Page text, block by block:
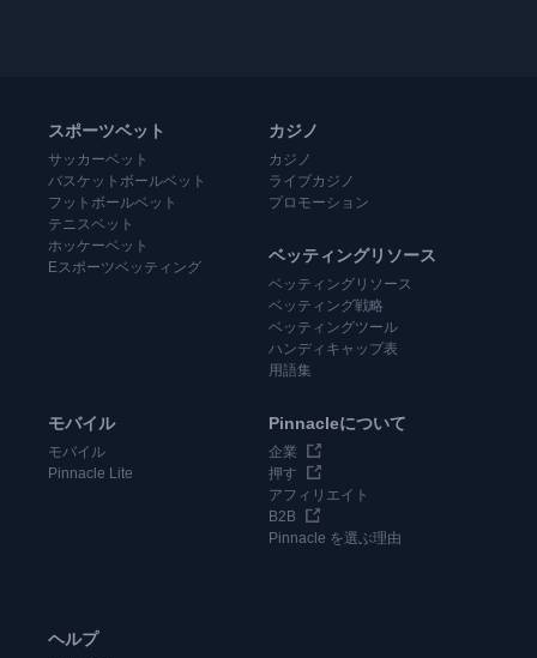
スポーツベット
サッカーベット
バスケットボールベット
フットボールベット
テニスベット
ホッケーベット
Eスポーツベッティング
カジノ
カジノ
ライブカジノ
プロモーション
ベッティングリソース
ベッティングリソース
ベッティング戦略
ベッティングツール
ハンディキャップ表
用語集
モバイル
モバイル
Pinnacle Lite
Pinnacleについて
企業
押す
アフィリエイト
B2B
Pinnacle を選ぶ理由
ヘルプ